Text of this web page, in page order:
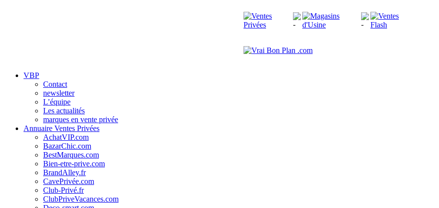
VBP
Contact
newsletter
L’équipe
Les actualités
marques en vente privée
Annuaire Ventes Privées
AchatVIP.com
BazarChic.com
BestMarques.com
Bien-etre-prive.com
BrandAlley.fr
CavePrivée.com
Club-Privé.fr
ClubPriveVacances.com